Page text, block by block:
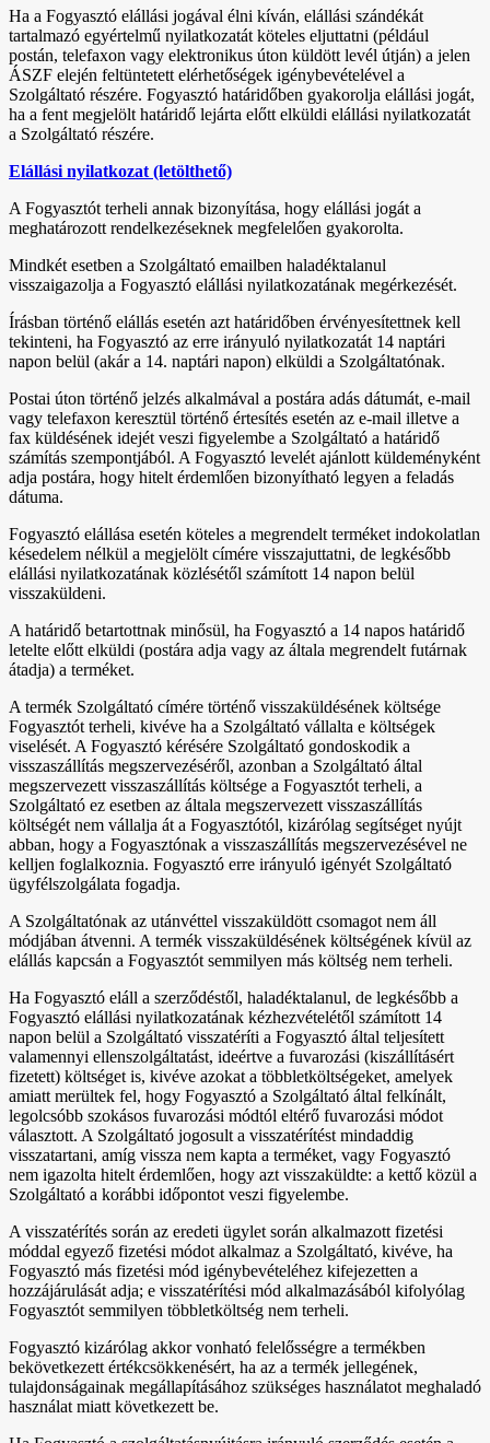
Ha a Fogyasztó elállási jogával élni kíván, elállási szándékát
tartalmazó egyértelmű nyilatkozatát köteles eljuttatni (például
postán, telefaxon vagy elektronikus úton küldött levél útján) a jelen
ÁSZF elején feltüntetett elérhetőségek igénybevételével a
Szolgáltató részére. Fogyasztó határidőben gyakorolja elállási jogát,
ha a fent megjelölt határidő lejárta előtt elküldi elállási nyilatkozatát
a Szolgáltató részére.
Elállási nyilatkozat (letölthető)
A Fogyasztót terheli annak bizonyítása, hogy elállási jogát a
meghatározott rendelkezéseknek megfelelően gyakorolta.
Mindkét esetben a Szolgáltató emailben haladéktalanul
visszaigazolja a Fogyasztó elállási nyilatkozatának megérkezését.
Írásban történő elállás esetén azt határidőben érvényesítettnek kell
tekinteni, ha Fogyasztó az erre irányuló nyilatkozatát 14 naptári
napon belül (akár a 14. naptári napon) elküldi a Szolgáltatónak.
Postai úton történő jelzés alkalmával a postára adás dátumát, e-mail
vagy telefaxon keresztül történő értesítés esetén az e-mail illetve a
fax küldésének idejét veszi figyelembe a Szolgáltató a határidő
számítás szempontjából. A Fogyasztó levelét ajánlott küldeményként
adja postára, hogy hitelt érdemlően bizonyítható legyen a feladás
dátuma.
Fogyasztó elállása esetén köteles a megrendelt terméket indokolatlan
késedelem nélkül a megjelölt címére visszajuttatni, de legkésőbb
elállási nyilatkozatának közlésétől számított 14 napon belül
visszaküldeni.
A határidő betartottnak minősül, ha Fogyasztó a 14 napos határidő
letelte előtt elküldi (postára adja vagy az általa megrendelt futárnak
átadja) a terméket.
A termék Szolgáltató címére történő visszaküldésének költsége
Fogyasztót terheli, kivéve ha a Szolgáltató vállalta e költségek
viselését. A Fogyasztó kérésére Szolgáltató gondoskodik a
visszaszállítás megszervezéséről, azonban a Szolgáltató által
megszervezett visszaszállítás költsége a Fogyasztót terheli, a
Szolgáltató ez esetben az általa megszervezett visszaszállítás
költségét nem vállalja át a Fogyasztótól, kizárólag segítséget nyújt
abban, hogy a Fogyasztónak a visszaszállítás megszervezésével ne
kelljen foglalkoznia. Fogyasztó erre irányuló igényét Szolgáltató
ügyfélszolgálata fogadja.
A Szolgáltatónak az utánvéttel visszaküldött csomagot nem áll
módjában átvenni. A termék visszaküldésének költségének kívül az
elállás kapcsán a Fogyasztót semmilyen más költség nem terheli.
Ha Fogyasztó eláll a szerződéstől, haladéktalanul, de legkésőbb a
Fogyasztó elállási nyilatkozatának kézhezvételétől számított 14
napon belül a Szolgáltató visszatéríti a Fogyasztó által teljesített
valamennyi ellenszolgáltatást, ideértve a fuvarozási (kiszállításért
fizetett) költséget is, kivéve azokat a többletköltségeket, amelyek
amiatt merültek fel, hogy Fogyasztó a Szolgáltató által felkínált,
legolcsóbb szokásos fuvarozási módtól eltérő fuvarozási módot
választott. A Szolgáltató jogosult a visszatérítést mindaddig
visszatartani, amíg vissza nem kapta a terméket, vagy Fogyasztó
nem igazolta hitelt érdemlően, hogy azt visszaküldte: a kettő közül a
Szolgáltató a korábbi időpontot veszi figyelembe.
A visszatérítés során az eredeti ügylet során alkalmazott fizetési
móddal egyező fizetési módot alkalmaz a Szolgáltató, kivéve, ha
Fogyasztó más fizetési mód igénybevételéhez kifejezetten a
hozzájárulását adja; e visszatérítési mód alkalmazásából kifolyólag
Fogyasztót semmilyen többletköltség nem terheli.
Fogyasztó kizárólag akkor vonható felelősségre a termékben
bekövetkezett értékcsökkenésért, ha az a termék jellegének,
tulajdonságainak megállapításához szükséges használatot meghaladó
használat miatt következett be.